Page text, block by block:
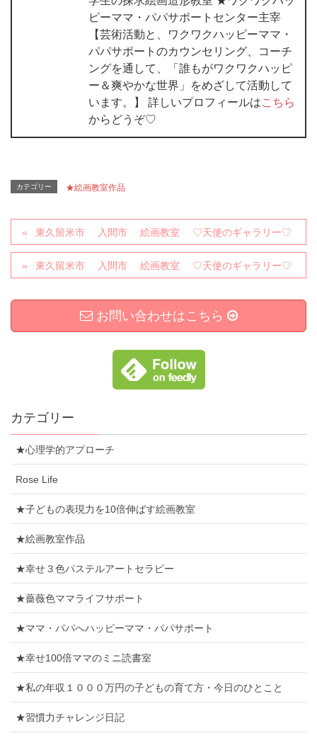
ピーママ・パパサポートセンター主宰
【芸術活動と、ワクワクハッピーママ・
パパサポートのカウンセリング、コーチ
ングを通して、「誰もがワクワクハッピ
ー＆爽やかな世界」をめざして活動して
います。】 詳しいプロフィールはこちら
からどうぞ♡
カテゴリー ★絵画教室作品
東久留米市 入間市 絵画教室 ♡天使のギャラリー♡
東久留米市 入間市 絵画教室 ♡天使のギャラリー♡
お問い合わせはこちら
カテゴリー
★心理学的アプローチ
Rose Life
★子どもの表現力を10倍伸ばす絵画教室
★絵画教室作品
★幸せ３色パステルアートセラピー
★薔薇色ママライフサポート
★ママ・パパへハッピーママ・パパサポート
★幸せ100倍ママのミニ読書室
★私の年収１０００万円の子どもの育て方・今日のひとこと
★習慣力チャレンジ日記